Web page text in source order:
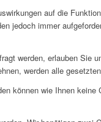
auf die
jedoch immer
werden, erlauben Sie
werden alle
können wie Ihnen